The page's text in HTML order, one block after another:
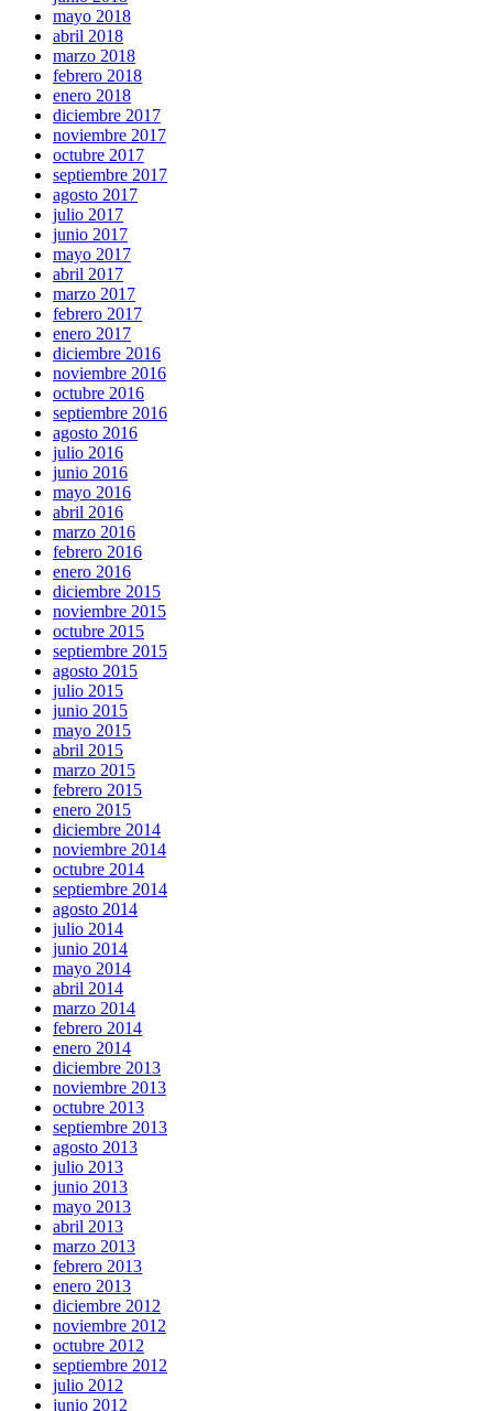
mayo 2018
abril 2018
marzo 2018
febrero 2018
enero 2018
diciembre 2017
noviembre 2017
octubre 2017
septiembre 2017
agosto 2017
julio 2017
junio 2017
mayo 2017
abril 2017
marzo 2017
febrero 2017
enero 2017
diciembre 2016
noviembre 2016
octubre 2016
septiembre 2016
agosto 2016
julio 2016
junio 2016
mayo 2016
abril 2016
marzo 2016
febrero 2016
enero 2016
diciembre 2015
noviembre 2015
octubre 2015
septiembre 2015
agosto 2015
julio 2015
junio 2015
mayo 2015
abril 2015
marzo 2015
febrero 2015
enero 2015
diciembre 2014
noviembre 2014
octubre 2014
septiembre 2014
agosto 2014
julio 2014
junio 2014
mayo 2014
abril 2014
marzo 2014
febrero 2014
enero 2014
diciembre 2013
noviembre 2013
octubre 2013
septiembre 2013
agosto 2013
julio 2013
junio 2013
mayo 2013
abril 2013
marzo 2013
febrero 2013
enero 2013
diciembre 2012
noviembre 2012
octubre 2012
septiembre 2012
julio 2012
junio 2012